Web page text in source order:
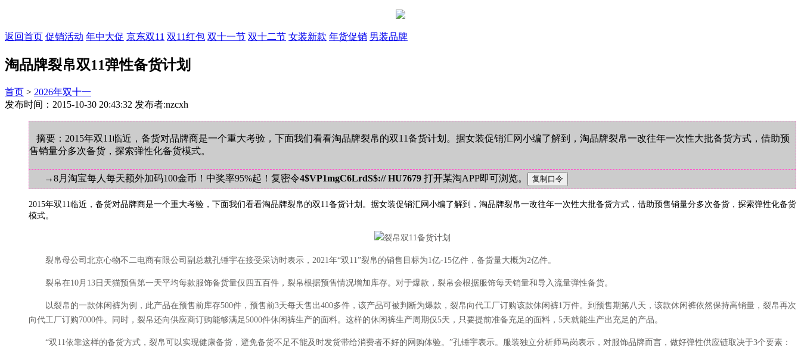
返回首页 促销活动 年中大促 京东双11 双11红包 双十一节 双十二节 女装新款 年货促销 男装品牌
淘品牌裂帛双11弹性备货计划
首页 > 2026年双十一
发布时间：2015-10-30 20:43:32 发布者:nzcxh
摘要：2015年双11临近，备货对品牌商是一个重大考验，下面我们看看淘品牌裂帛的双11备货计划。据女装促销汇网小编了解到，淘品牌裂帛一改往年一次性大批备货方式，借助预
售销量分多次备货，探索弹性化备货模式。
→8月淘宝每人每天额外加码100金币！中奖率95%起！复密令4$VP1mgC6LrdS$:// HU7679 打开某淘APP即可浏览。
2015年双11临近，备货对品牌商是一个重大考验，下面我们看看淘品牌裂帛的双11备货计划。据女装促销汇网小编了解到，淘品牌裂帛一改往年一次性大批备货方式，借助预售销量分多次备货，探索弹性化备货
模式。
裂帛母公司北京心物不二电商有限公司副总裁孔锤宇在接受采访时表示，2021年“双11”裂帛的销售目标为1亿-15亿件，备货量大概为2亿件。
裂帛在10月13日天猫预售第一天平均每款服饰备货量仅四五百件，裂帛根据预售情况增加库存。对于爆款，裂帛会根据服饰每天销量和导入流量弹性备货。
以裂帛的一款休闲裤为例，此产品在预售前库存500件，预售前3天每天售出400多件，该产品可被判断为爆款，裂帛向代工厂订购该款休闲裤1万件。到预售期第八天，该款休闲裤依然保持高销量，裂帛再次
向代工厂订购7000件。同时，裂帛还向供应商订购能够满足5000件休闲裤生产的面料。这样的休闲裤生产周期仅5天，只要提前准备充足的面料，5天就能生产出充足的产品。
“双11依靠这样的备货方式，裂帛可以实现健康备货，避免备货不足不能及时发货带给消费者不好的网购体验。”孔锤宇表示。服装独立分析师马岗表示，对服饰品牌而言，做好弹性供应链取决于3个要素：